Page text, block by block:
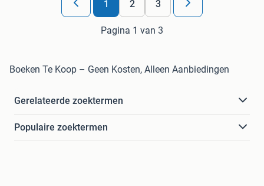
1 2 3
Pagina 1 van 3
Boeken Te Koop – Geen Kosten, Alleen Aanbiedingen
Gerelateerde zoektermen
Populaire zoektermen